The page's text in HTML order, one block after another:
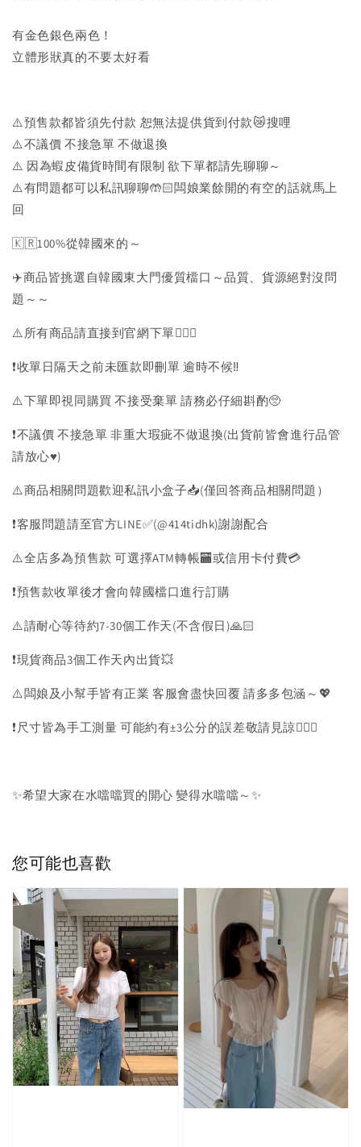
有金色銀色兩色！
立體形狀真的不要太好看
⚠️預售款都皆須先付款 恕無法提供貨到付款😿搜哩
⚠️不議價 不接急單 不做退換
⚠️ 因為蝦皮備貨時間有限制 欲下單都請先聊聊～
⚠️有問題都可以私訊聊聊🤲🏻闆娘業餘開的有空的話就馬上
回
🇰🇷100%從韓國來的～
✈️商品皆挑選自韓國東大門優質檔口～品質、貨源絕對沒問
題～～
⚠️所有商品請直接到官網下單💁🏻‍♀️
❗️收單日隔天之前未匯款即刪單 逾時不候‼️
⚠️下單即視同購買 不接受棄單 請務必仔細斟酌🥺
❗️不議價 不接急單 非重大瑕疵不做退換(出貨前皆會進行品管
請放心♥️)
⚠️商品相關問題歡迎私訊小盒子📥(僅回答商品相關問題）
❗️客服問題請至官方LINE✅(@414tidhk)謝謝配合
⚠️全店多為預售款 可選擇ATM轉帳🏧或信用卡付費💳
❗️預售款收單後才會向韓國檔口進行訂購
⚠️請耐心等待約7-30個工作天(不含假日)🙏🏻
❗️現貨商品3個工作天內出貨💥
⚠️闆娘及小幫手皆有正業 客服會盡快回覆 請多多包涵～💖
❗️尺寸皆為手工測量 可能約有±3公分的誤差敬請見諒🙇🏻‍♀️
✨希望大家在水噹噹買的開心 變得水噹噹～✨
您可能也喜歡